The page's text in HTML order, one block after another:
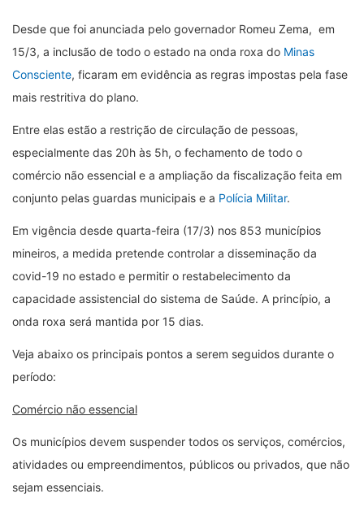
Desde que foi anunciada pelo governador Romeu Zema, em
15/3, a inclusão de todo o estado na onda roxa do Minas
Consciente, ficaram em evidência as regras impostas pela fase
mais restritiva do plano.
Entre elas estão a restrição de circulação de pessoas,
especialmente das 20h às 5h, o fechamento de todo o
comércio não essencial e a ampliação da fiscalização feita em
conjunto pelas guardas municipais e a Polícia Militar.
Em vigência desde quarta-feira (17/3) nos 853 municípios
mineiros, a medida pretende controlar a disseminação da
covid-19 no estado e permitir o restabelecimento da
capacidade assistencial do sistema de Saúde. A princípio, a
onda roxa será mantida por 15 dias.
Veja abaixo os principais pontos a serem seguidos durante o
período:
Comércio não essencial
Os municípios devem suspender todos os serviços, comércios,
atividades ou empreendimentos, públicos ou privados, que não
sejam essenciais.